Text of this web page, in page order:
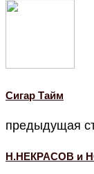
Cигар Тайм
предыдущая
Н.НЕКРАСОВ и